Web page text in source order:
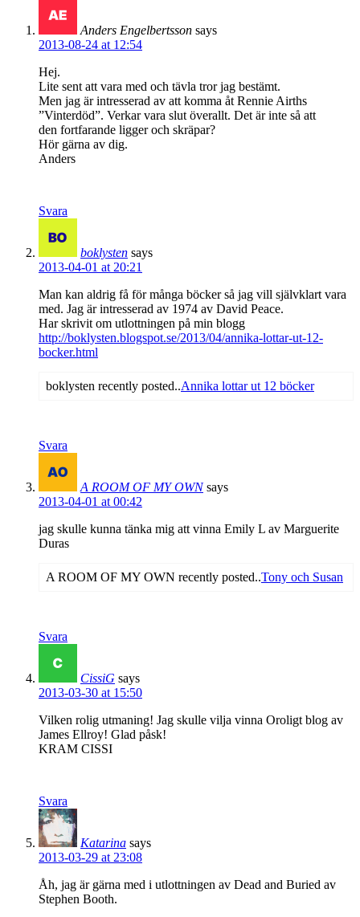
Anders Engelbertsson says
2013-08-24 at 12:54
Hej.
Lite sent att vara med och tävla tror jag bestämt.
Men jag är intresserad av att komma åt Rennie Airths
”Vinterdöd”. Verkar vara slut överallt. Det är inte så att
den fortfarande ligger och skräpar?
Hör gärna av dig.
Anders
Svara
boklysten says
2013-04-01 at 20:21
Man kan aldrig få för många böcker så jag vill självklart vara
med. Jag är intresserad av 1974 av David Peace.
Har skrivit om utlottningen på min blogg
http://boklysten.blogspot.se/2013/04/annika-lottar-ut-12-
bocker.html
boklysten recently posted..Annika lottar ut 12 böcker
Svara
A ROOM OF MY OWN says
2013-04-01 at 00:42
jag skulle kunna tänka mig att vinna Emily L av Marguerite
Duras
A ROOM OF MY OWN recently posted..Tony och Susan
Svara
CissiG says
2013-03-30 at 15:50
Vilken rolig utmaning! Jag skulle vilja vinna Oroligt blog av
James Ellroy! Glad påsk!
KRAM CISSI
Svara
Katarina says
2013-03-29 at 23:08
Åh, jag är gärna med i utlottningen av Dead and Buried av
Stephen Booth.